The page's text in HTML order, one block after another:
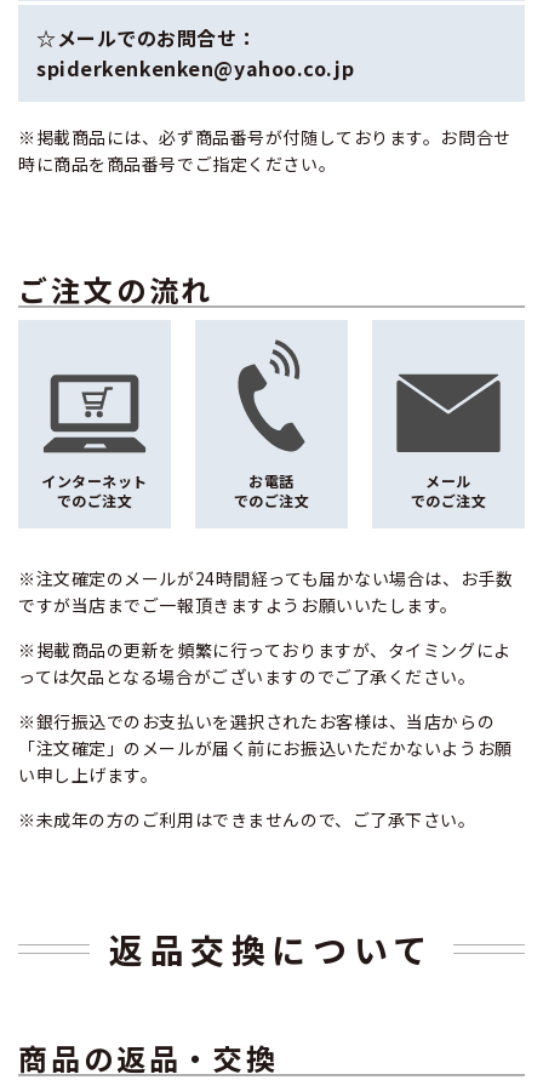
☆メールでのお問合せ：
spiderkenkenken@yahoo.co.jp
※掲載商品には、必ず商品番号が付随しております。お問合せ
時に商品を商品番号でご指定ください。
ご注文の流れ
インターネット
でのご注文
お電話
でのご注文
メール
でのご注文
※注文確定のメールが24時間経っても届かない場合は、お手数
ですが当店までご一報頂きますようお願いいたします。
※掲載商品の更新を頻繁に行っておりますが、タイミングによ
っては欠品となる場合がございますのでご了承ください。
※銀行振込でのお支払いを選択されたお客様は、当店からの
「注文確定」のメールが届く前にお振込いただかないようお願
い申し上げます。
※未成年の方のご利用はできませんので、ご了承下さい。
返品交換について
商品の返品・交換